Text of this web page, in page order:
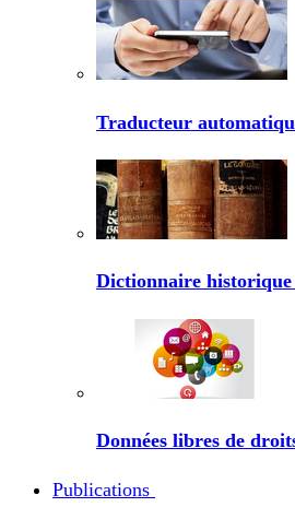
Traducteur
Dictionnaire
Données libres de
Publications